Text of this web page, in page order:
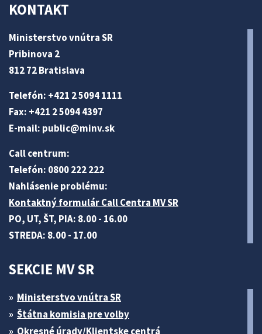
KONTAKT
Ministerstvo vnútra SR
Pribinova 2
812 72 Bratislava
Telefón: +421 2 5094 1111
Fax: +421 2 5094 4397
E-mail: public@minv.sk
Call centrum:
Telefón: 0800 222 222
Nahlásenie problému:
Kontaktný formulár Call Centra MV SR
PO, UT, ŠT, PIA: 8.00 - 16.00
STREDA: 8.00 - 17.00
SEKCIE MV SR
Ministerstvo vnútra SR
Štátna komisia pre volby
Okresné úrady/Klientske centrá